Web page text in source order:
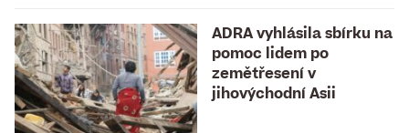
ADRA vyhlásila sbírku na
pomoc lidem po
zemětřesení v
jihovýchodní Asii